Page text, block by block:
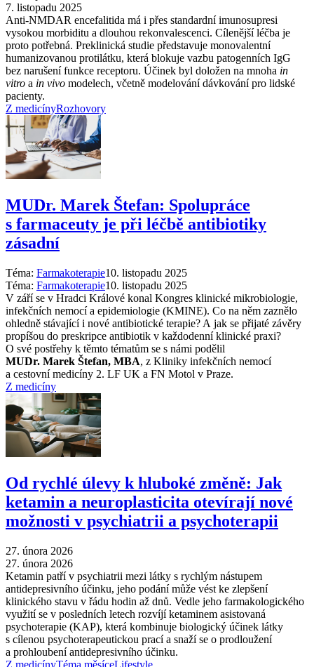
7. listopadu 2025
Anti-NMDAR encefalitida má i přes standardní imunosupresi
vysokou morbiditu a dlouhou rekonvalescenci. Cílenější léčba je
proto potřebná. Preklinická studie představuje monovalentní
humanizovanou protilátku, která blokuje vazbu patogenních IgG
bez narušení funkce receptoru. Účinek byl doložen na mnoha in
vitro a in vivo modelech, včetně modelování dávkování pro lidské
pacienty.
Z medicínyRozhovory
MUDr. Marek Štefan: Spolupráce
s farmaceuty je při léčbě antibiotiky
zásadní
Téma: Farmakoterapie10. listopadu 2025
Téma: Farmakoterapie10. listopadu 2025
V září se v Hradci Králové konal Kongres klinické mikrobiologie,
infekčních nemocí a epidemiologie (KMINE). Co na něm zaznělo
ohledně stávající i nové antibiotické terapie? A jak se přijaté závěry
propíšou do preskripce antibiotik v každodenní klinické praxi?
O své postřehy k těmto tématům se s námi podělil
MUDr. Marek Štefan, MBA, z Kliniky infekčních nemocí
a cestovní medicíny 2. LF UK a FN Motol v Praze.
Z medicíny
Od rychlé úlevy k hluboké změně: Jak
ketamin a neuroplasticita otevírají nové
možnosti v psychiatrii a psychoterapii
27. února 2026
27. února 2026
Ketamin patří v psychiatrii mezi látky s rychlým nástupem
antidepresivního účinku, jeho podání může vést ke zlepšení
klinického stavu v řádu hodin až dnů. Vedle jeho farmakologického
využití se v posledních letech rozvíjí ketaminem asistovaná
psychoterapie (KAP), která kombinuje biologický účinek látky
s cílenou psychoterapeutickou prací a snaží se o prodloužení
a prohloubení antidepresivního účinku.
Z medicínyTéma měsíceLifestyle